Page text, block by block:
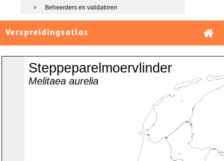
Beheerders en validatoren
Verspreidingsatlas